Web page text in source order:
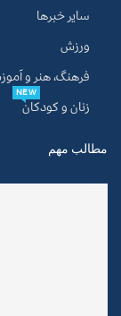
سایر خبرها
ورزش
فرهنگ، هنر و
زنان و کودکان
NEW
مطالب مهم